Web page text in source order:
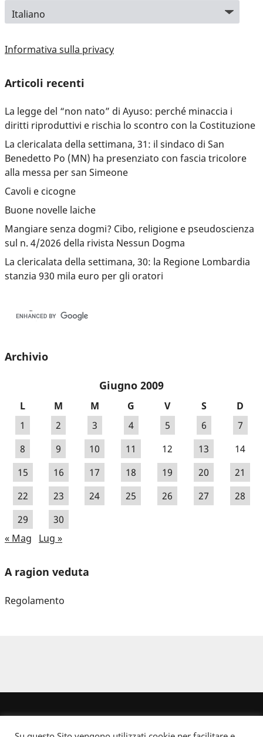
Informativa sulla privacy
Articoli recenti
La legge del “non nato” di Ayuso: perché minaccia i
diritti riproduttivi e rischia lo scontro con la Costituzione
La clericalata della settimana, 31: il sindaco di San
Benedetto Po (MN) ha presenziato con fascia tricolore
alla messa per san Simeone
Cavoli e cicogne
Buone novelle laiche
Mangiare senza dogmi? Cibo, religione e pseudoscienza
sul n. 4/2026 della rivista Nessun Dogma
La clericalata della settimana, 30: la Regione Lombardia
stanzia 930 mila euro per gli oratori
Archivio
Giugno 2009
L M M G V S
D
1
2 3 4 5 6
7
8
9 10 11 12 13
14
15
16 17 18 19 20
21
22
23 24 25 26 27
28
29
30
« Mag
Lug »
A ragion veduta
Regolamento